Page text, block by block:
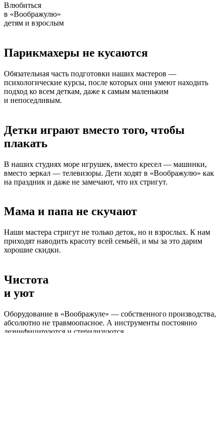
Влюбиться
в «Воображулю»
детям и взрослым
Парикмахеры не кусаются
Обязательная часть подготовки наших мастеров —
психологические курсы, после которых они умеют находить
подход ко всем деткам, даже к самым маленьким
и непоседливым.
Детки играют вместо того, чтобы
плакать
В наших студиях море игрушек, вместо кресел — машинки,
вместо зеркал — телевизоры. Дети ходят в «Воображулю» как
на праздник и даже не замечают, что их стригут.
Мама и папа не скучают
Наши мастера стригут не только деток, но и взрослых. К нам
приходят наводить красоту всей семьёй, и мы за это дарим
хорошие скидки.
Чистота
и уют
Оборудование в «Воображуле» — собственного производства,
абсолютно не травмоопасное. А инструменты постоянно
дезинфицируются и стерилизуются.